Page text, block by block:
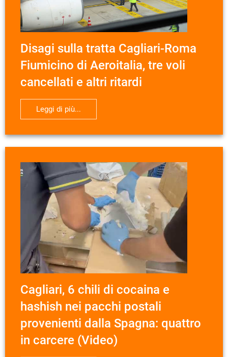
Disagi sulla tratta Cagliari-Roma
Fiumicino di Aeroitalia, tre voli
cancellati e altri ritardi
Leggi di più...
Cagliari, 6 chili di cocaina e
hashish nei pacchi postali
provenienti dalla Spagna: quattro
in carcere (Video)